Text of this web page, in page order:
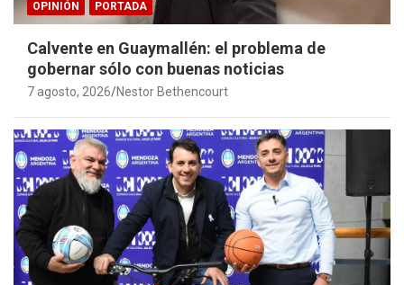
OPINIÓN PORTADA
Calvente en Guaymallén: el problema de
gobernar sólo con buenas noticias
7 agosto, 2026 Nestor Bethencourt